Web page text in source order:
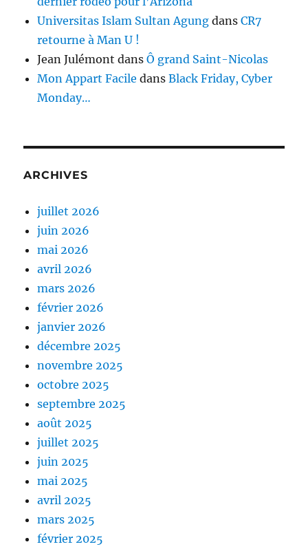
Universitas Islam Sultan Agung dansCR7
retourne à Man U !
Jean Julémont dansÔ grand Saint-Nicolas
Mon Appart Facile dansBlack Friday, Cyber
Monday…
ARCHIVES
juillet 2026
juin 2026
mai 2026
avril 2026
mars 2026
février 2026
janvier 2026
décembre 2025
novembre 2025
octobre 2025
septembre 2025
août 2025
juillet 2025
juin 2025
mai 2025
avril 2025
mars 2025
février 2025